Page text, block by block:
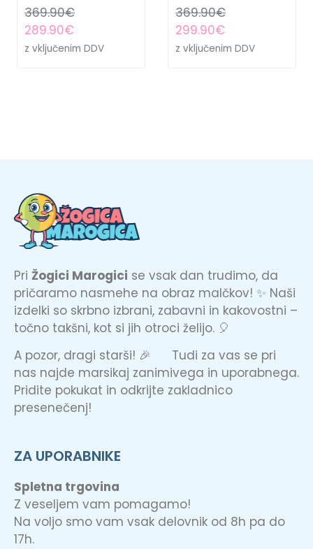
369.90€
289.90€
z vključenim DDV
369.90€
299.90€
z vključenim DDV
Pri Žogici Marogici se vsak dan trudimo, da
pričaramo nasmehe na obraz malčkov! ✨ Naši
izdelki so skrbno izbrani, zabavni in kakovostni –
točno takšni, kot si jih otroci želijo. 🎈
A pozor, dragi starši! 🎉 Tudi za vas se pri
nas najde marsikaj zanimivega in uporabnega.
Pridite pokukat in odkrijte zakladnico
presenečenj!
ZA UPORABNIKE
Spletna trgovina
Z veseljem vam pomagamo!
Na voljo smo vam vsak delovnik od 8h pa do
17h.